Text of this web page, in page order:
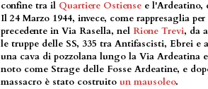
confine tra il Quartiere Ostiense e l'Ardeatino,
Il 24 Marzo 1944, invece, come rappresaglia
precedente in Via Rasella, nel Rione Trevi, da
le truppe delle SS, 335 tra Antifascisti, Ebrei
una cava di pozzolana lungo la Via Ardeatina
noto come Strage delle Fosse Ardeatine, e
massacro è stato costruito un mausoleo.